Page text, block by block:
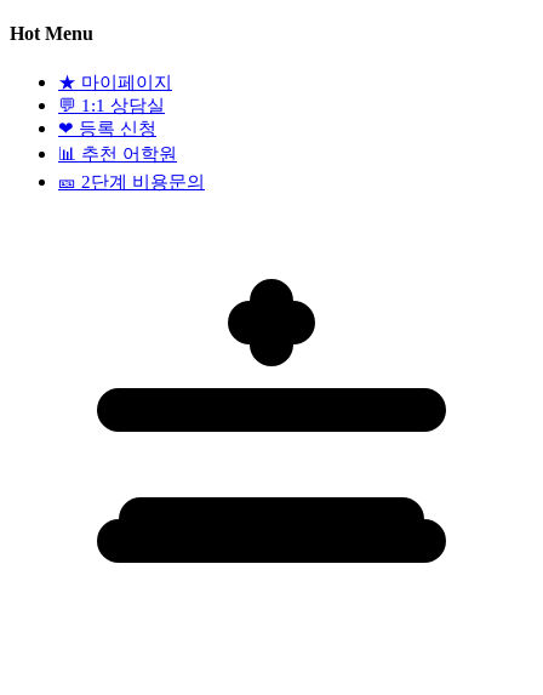
Hot Menu
★ 마이페이지
💬 1:1 상담실
❤ 등록 신청
📊 추천 어학원
🎫 2단계 비용문의